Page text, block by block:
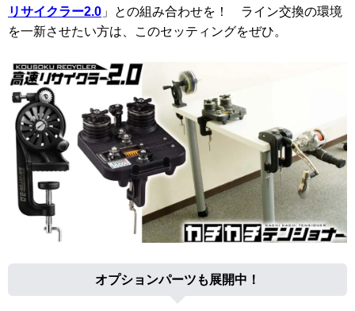
リサイクラー2.0 」との組み合わせを！ ライン交換の環境
を一新させたい方は、このセッティングをぜひ。
オプションパーツも展開中！